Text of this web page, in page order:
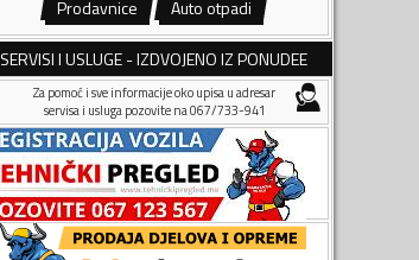
Prodavnice Auto otpadi
SERVISI I USLUGE - IZDVOJENO IZ PONUDEE
Za pomoć i sve informacije oko upisa u adresar
servisa i usluga pozovite na 067/733-941